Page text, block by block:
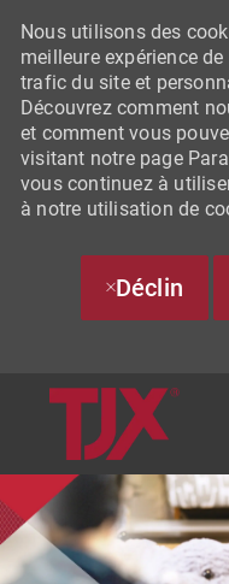
SKIP
Nous utilisons des
meilleure expérience
trafic du site et
Découvrez comment
et comment vous
visitant notre page
vous continuez à
à notre utilisation de
Déclin